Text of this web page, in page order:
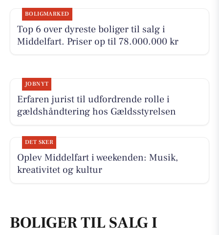
BOLIGMARKED
Top 6 over dyreste boliger til salg i
Middelfart. Priser op til 78.000.000 kr
JOBNYT
Erfaren jurist til udfordrende rolle i
gældshåndtering hos Gældsstyrelsen
DET SKER
Oplev Middelfart i weekenden: Musik,
kreativitet og kultur
BOLIGER TIL SALG I